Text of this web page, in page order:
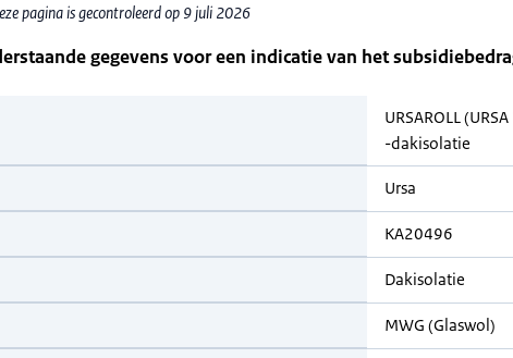
pagina is gecontroleerd op 9 juli 2026
gegevens voor een indicatie van het
URSAROLL
-dakisolatie
Ursa
KA20496
Dakisolatie
MWG (Glaswol)